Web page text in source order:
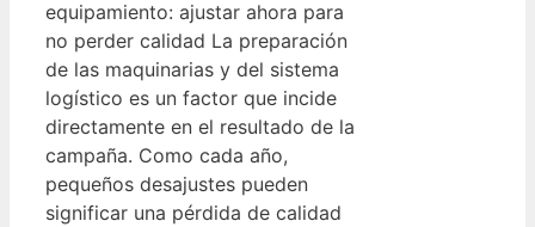
equipamiento: ajustar ahora para
no perder calidad La preparación
de las maquinarias y del sistema
logístico es un factor que incide
directamente en el resultado de la
campaña. Como cada año,
pequeños desajustes pueden
significar una pérdida de calidad